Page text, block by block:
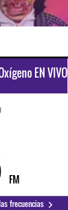
EN VIVO
FM
frecuencias